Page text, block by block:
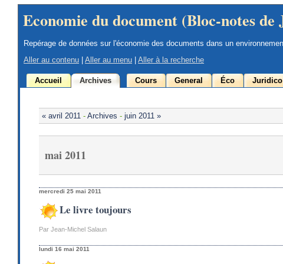
Economie du document (Bloc-notes de
Repérage de données sur l'économie des documents dans un
Aller au contenu |Aller au menu |Aller à la recherche
Accueil Archives Cours General Éco Juridico
« avril 2011 - Archives - juin 2011 »
mai 2011
mercredi 25 mai 2011
Le livre toujours
Par Jean-Michel Salaun
lundi 16 mai 2011